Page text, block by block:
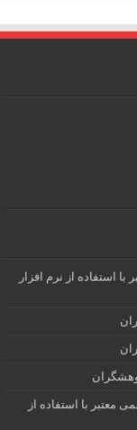
استفاده از نرم افزار
با استفاده از